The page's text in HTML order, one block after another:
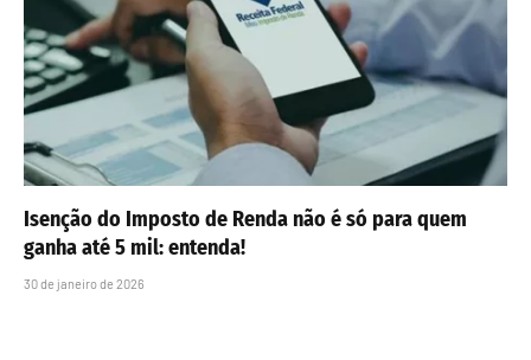
Isenção do Imposto de Renda não é só para quem
ganha até 5 mil: entenda!
30 de janeiro de 2026